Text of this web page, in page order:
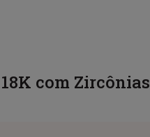
com Zircônias